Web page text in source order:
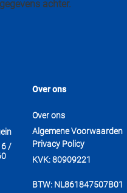
achter.
Over ons
Over ons
Algemene Voorwaarden
/
Privacy Policy
KVK: 80909221
BTW: NL861847507B01